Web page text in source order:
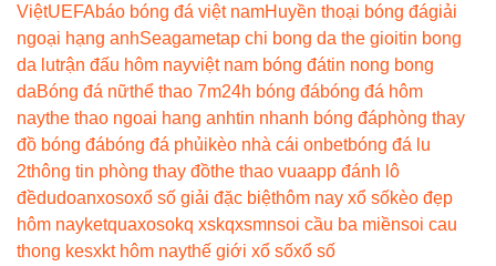
ViệtUEFAbáo bóng đá việt namHuyền thoại bóng đágiải
ngoại hạng anhSeagametap chi bong da the gioitin bong
da lutrận đấu hôm nayviệt nam bóng đátin nong bong
daBóng đá nữthể thao 7m24h bóng đábóng đá hôm
naythe thao ngoai hang anhtin nhanh bóng đáphòng thay
đồ bóng đábóng đá phủikèo nhà cái onbetbóng đá lu
2thông tin phòng thay đồthe thao vuaapp đánh lô
đềdudoanxosoxổ số giải đặc biệthôm nay xổ sốkèo đẹp
hôm nayketquaxosokq xskqxsmnsoi cầu ba miềnsoi cau
thong kesxkt hôm naythế giới xổ sốxổ số